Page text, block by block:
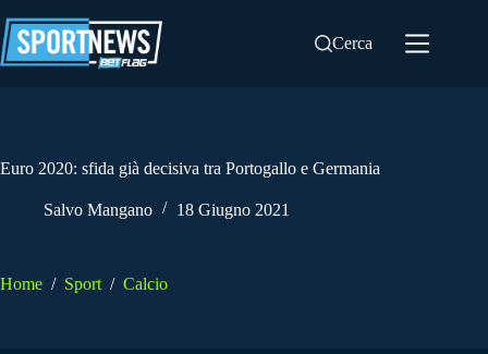
al
contenuto
Cerca
Euro 2020: sfida già decisiva tra Portogallo e Germania
Salvo Mangano 18 Giugno 2021
Home / Sport / Calcio